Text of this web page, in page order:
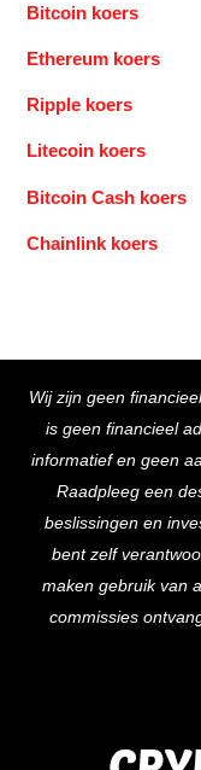
Bitcoin koers
Ethereum koers
Ripple koers
Litecoin koers
Bitcoin Cash koers
Chainlink koers
Wij zijn geen
is geen financieel
informatief en geen
Raadpleeg een
beslissingen en
bent zelf
maken gebruik van
commissies